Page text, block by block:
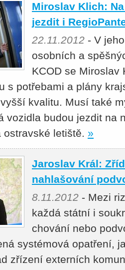
Miroslav Klich:
jezdit i
22.11.2012 - V
osobních a
KCOD se Miroslav
s potřebami a plány
kvalitu. Musí také
vozidla budou jezdit na
letiště. »
Jaroslav Král:
nahlašování
8.11.2012 - Mezi
každá státní i
chování nebo
systémová opatření,
zřízení externích